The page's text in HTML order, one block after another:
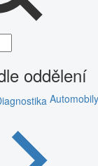
oddělení